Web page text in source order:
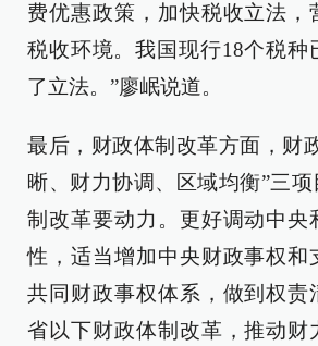
费优惠政策，加快税收立法，
税收环境。我国现行18个税种
了立法。”廖岷说道。
最后，财政体制改革方面，财
晰、财力协调、区域均衡”三
制改革要动力。更好调动中央
性，适当增加中央财政事权和
共同财政事权体系，做到权责
省以下财政体制改革，推动财